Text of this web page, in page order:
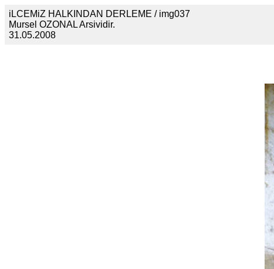
iLCEMiZ HALKINDAN DERLEME / img037
Mursel OZONAL Arsividir.
31.05.2008